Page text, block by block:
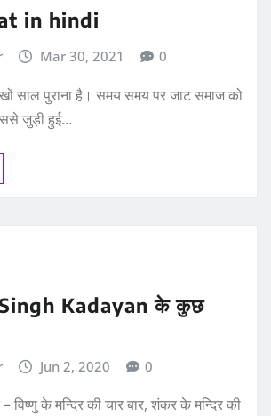
in hindi
Mar 30, 2021 0
साल पुराना है। समय समय पर जाट समाज को
जुड़ी हुई…
Kadayan के कुछ
Jun 2, 2020 0
विष्णु के मन्दिर की चार बार, शंकर के मन्दिर की